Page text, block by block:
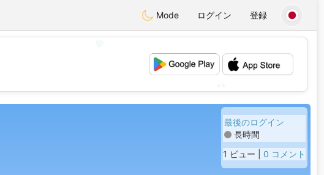
Mode ログイン 登録
最後のログイン
長時間
1 ビュー | 0 コメント